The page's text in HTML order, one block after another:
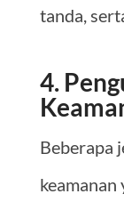
tanda,
4.
Beberapa